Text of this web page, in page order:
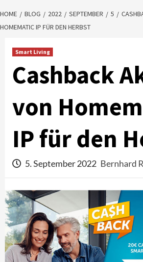
HOME BLOG 2022 SEPTEMBER 5
HOMEMATIC IP FÜR DEN HERBST
Smart Living
Cashback
von
IP für den
5. September 2022 Bernhard